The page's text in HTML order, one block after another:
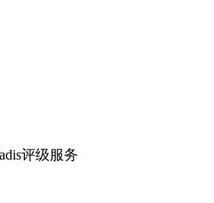
评级服务